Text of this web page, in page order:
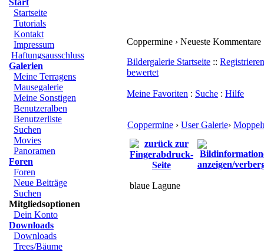
Start
Startseite
Tutorials
Kontakt
Impressum
Haftungsausschluss
Galerien
Meine Terragens
Mausegalerie
Meine Sonstigen
Benutzeralben
Benutzerliste
Suchen
Movies
Panoramen
Foren
Foren
Neue Beiträge
Suchen
Mitgliedsoptionen
Dein Konto
Downloads
Downloads
Trees/Bäume
Coppermine › Neueste Kommentare
Bildergalerie Startseite :: Registrieren
bewertet
Meine Favoriten : Suche : Hilfe
Coppermine › User Galerie›
blaue Lagune